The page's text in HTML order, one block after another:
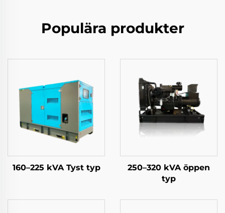
Populära produkter
160–225 kVA Tyst typ
250–320 kVA öppen
typ